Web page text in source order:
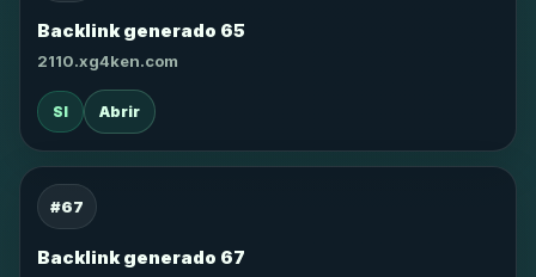
Backlink generado 65
2110.xg4ken.com
SI Abrir
#67
Backlink generado 67